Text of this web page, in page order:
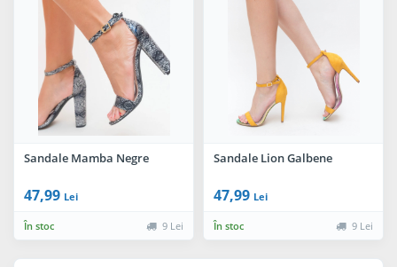
Sandale Mamba Negre
47,99 Lei
În stoc 9 Lei
Sandale Lion Galbene
47,99 Lei
În stoc 9 Lei